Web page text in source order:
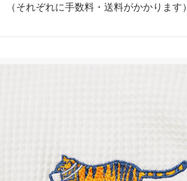
それぞれに手数料・送料がかかります）